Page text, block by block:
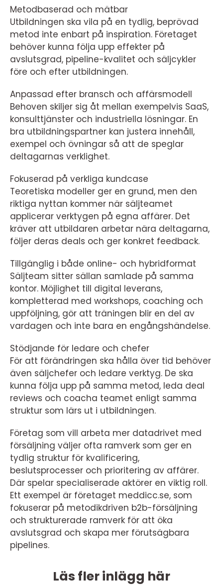
Metodbaserad och mätbar
Utbildningen ska vila på en tydlig, beprövad
metod inte enbart på inspiration. Företaget
behöver kunna följa upp effekter på
avslutsgrad, pipeline-kvalitet och säljcykler
före och efter utbildningen.
Anpassad efter bransch och affärsmodell
Behoven skiljer sig åt mellan exempelvis SaaS,
konsulttjänster och industriella lösningar. En
bra utbildningspartner kan justera innehåll,
exempel och övningar så att de speglar
deltagarnas verklighet.
Fokuserad på verkliga kundcase
Teoretiska modeller ger en grund, men den
riktiga nyttan kommer när säljteamet
applicerar verktygen på egna affärer. Det
kräver att utbildaren arbetar nära deltagarna,
följer deras deals och ger konkret feedback.
Tillgänglig i både online- och hybridformat
Säljteam sitter sällan samlade på samma
kontor. Möjlighet till digital leverans,
kompletterad med workshops, coaching och
uppföljning, gör att träningen blir en del av
vardagen och inte bara en engångshändelse.
Stödjande för ledare och chefer
För att förändringen ska hålla över tid behöver
även säljchefer och ledare verktyg. De ska
kunna följa upp på samma metod, leda deal
reviews och coacha teamet enligt samma
struktur som lärs ut i utbildningen.
Företag som vill arbeta mer datadrivet med
försäljning väljer ofta ramverk som ger en
tydlig struktur för kvalificering,
beslutsprocesser och prioritering av affärer.
Där spelar specialiserade aktörer en viktig roll.
Ett exempel är företaget meddicc.se, som
fokuserar på metodikdriven b2b-försäljning
och strukturerade ramverk för att öka
avslutsgrad och skapa mer förutsägbara
pipelines.
Läs fler inlägg här